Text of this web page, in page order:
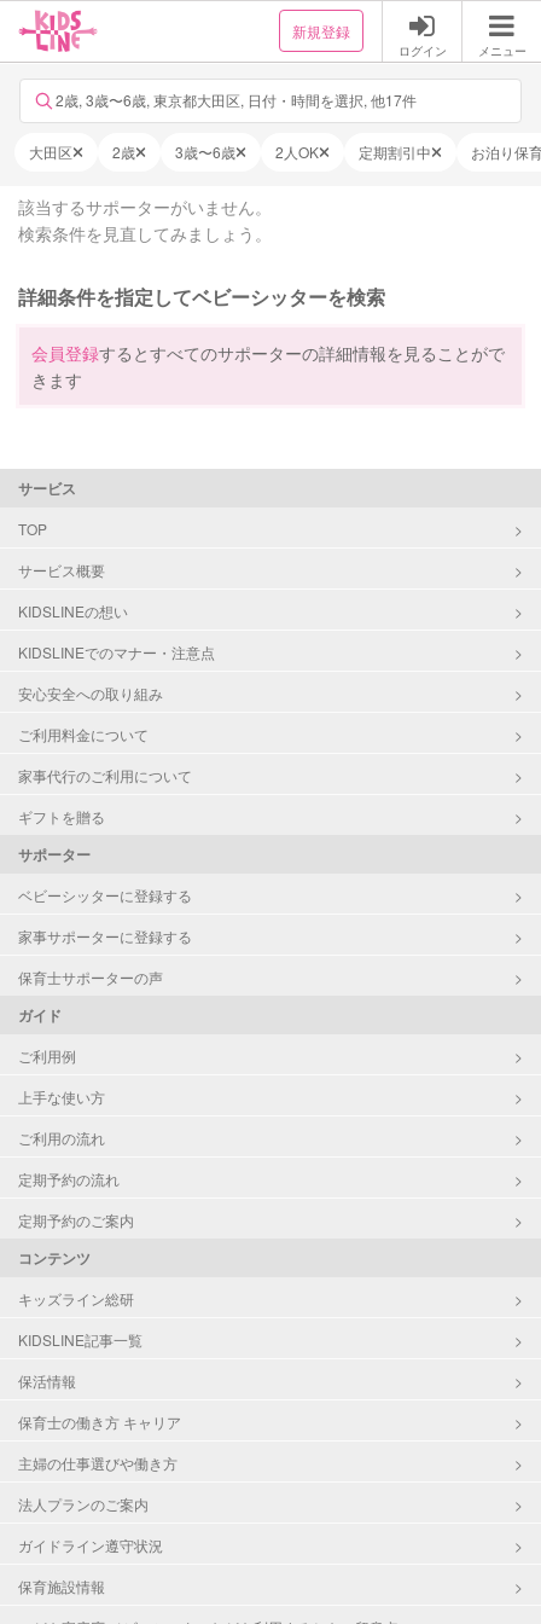
新規登録
ログイン メニュー
2歳, 3歳〜6歳, 東京都大田区, 日付・時間を選択, 他17件
大田区 2歳 3歳〜6歳 2人OK 定期割引中 お泊り保
該当するサポーターがいません。
検索条件を見直してみましょう。
詳細条件を指定してベビーシッターを検索
会員登録するとすべてのサポーターの詳細情報を見ることがで
きます
サービス
TOP
サービス概要
KIDSLINEの想い
KIDSLINEでのマナー・注意点
安心安全への取り組み
ご利用料金について
家事代行のご利用について
ギフトを贈る
サポーター
ベビーシッターに登録する
家事サポーターに登録する
保育士サポーターの声
ガイド
ご利用例
上手な使い方
ご利用の流れ
定期予約の流れ
定期予約のご案内
コンテンツ
キッズライン総研
KIDSLINE記事一覧
保活情報
保育士の働き方 キャリア
主婦の仕事選びや働き方
法人プランのご案内
ガイドライン遵守状況
保育施設情報